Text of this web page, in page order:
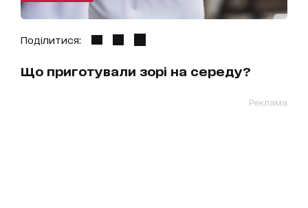
Поділитися:
Що приготували зорі на середу?
Реклама